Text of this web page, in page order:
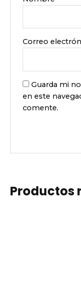
Correo
Guarda mi
en este
comente.
Productos